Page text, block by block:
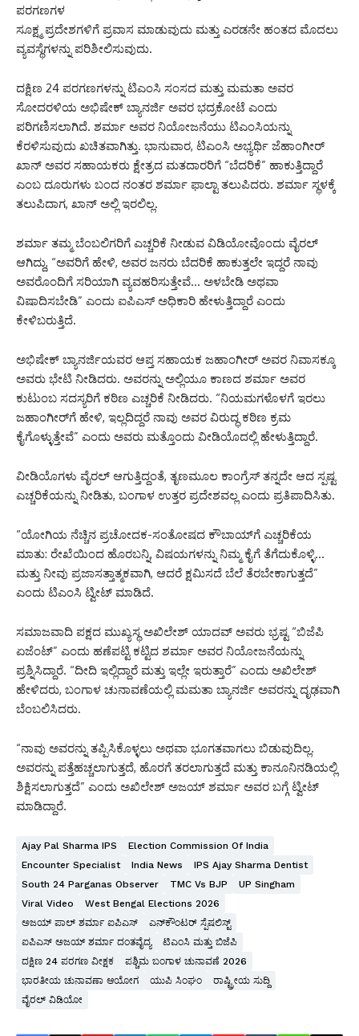
ಪರಗಣಗಳ
ಸೂಕ್ಷ್ಮ ಪ್ರದೇಶಗಳಿಗೆ ಪ್ರವಾಸ ಮಾಡುವುದು ಮತ್ತು ಎರಡನೇ ಹಂತದ ಮೊದಲು
ವ್ಯವಸ್ಥೆಗಳನ್ನು ಪರಿಶೀಲಿಸುವುದು.
ದಕ್ಷಿಣ 24 ಪರಗಣಗಳನ್ನು ಟಿಎಂಸಿ ಸಂಸದ ಮತ್ತು ಮಮತಾ ಅವರ
ಸೋದರಳಿಯ ಅಭಿಷೇಕ್ ಬ್ಯಾನರ್ಜಿ ಅವರ ಭದ್ರಕೋಟೆ ಎಂದು
ಪರಿಗಣಿಸಲಾಗಿದೆ. ಶರ್ಮಾ ಅವರ ನಿಯೋಜನೆಯು ಟಿಎಂಸಿಯನ್ನು
ಕೆರಳಿಸುವುದು ಖಚಿತವಾಗಿತ್ತು. ಭಾನುವಾರ, ಟಿಎಂಸಿ ಅಭ್ಯರ್ಥಿ ಜೆಹಾಂಗೀರ್
ಖಾನ್ ಅವರ ಸಹಾಯಕರು ಕ್ಷೇತ್ರದ ಮತದಾರರಿಗೆ “ಬೆದರಿಕೆ” ಹಾಕುತ್ತಿದ್ದಾರೆ
ಎಂಬ ದೂರುಗಳು ಬಂದ ನಂತರ ಶರ್ಮಾ ಫಾಲ್ಟಾ ತಲುಪಿದರು. ಶರ್ಮಾ ಸ್ಥಳಕ್ಕೆ
ತಲುಪಿದಾಗ, ಖಾನ್ ಅಲ್ಲಿ ಇರಲಿಲ್ಲ.
ಶರ್ಮಾ ತಮ್ಮ ಬೆಂಬಲಿಗರಿಗೆ ಎಚ್ಚರಿಕೆ ನೀಡುವ ವಿಡಿಯೋವೊಂದು ವೈರಲ್
ಆಗಿದ್ದು, “ಅವರಿಗೆ ಹೇಳಿ, ಅವರ ಜನರು ಬೆದರಿಕೆ ಹಾಕುತ್ತಲೇ ಇದ್ದರೆ ನಾವು
ಅವರೊಂದಿಗೆ ಸರಿಯಾಗಿ ವ್ಯವಹರಿಸುತ್ತೇವೆ… ಅಳಬೇಡಿ ಅಥವಾ
ವಿಷಾದಿಸಬೇಡಿ” ಎಂದು ಐಪಿಎಸ್ ಅಧಿಕಾರಿ ಹೇಳುತ್ತಿದ್ದಾರೆ ಎಂದು
ಕೇಳಿಬರುತ್ತಿದೆ.
ಅಭಿಷೇಕ್ ಬ್ಯಾನರ್ಜಿಯವರ ಆಪ್ತ ಸಹಾಯಕ ಜಹಾಂಗೀರ್ ಅವರ ನಿವಾಸಕ್ಕೂ
ಅವರು ಭೇಟಿ ನೀಡಿದರು. ಅವರನ್ನು ಅಲ್ಲಿಯೂ ಕಾಣದ ಶರ್ಮಾ ಅವರ
ಕುಟುಂಬ ಸದಸ್ಯರಿಗೆ ಕಠಿಣ ಎಚ್ಚರಿಕೆ ನೀಡಿದರು. “ನಿಯಮಗಳೊಳಗೆ ಇರಲು
ಜಹಾಂಗೀರ್‌ಗೆ ಹೇಳಿ, ಇಲ್ಲದಿದ್ದರೆ ನಾವು ಅವರ ವಿರುದ್ಧ ಕಠಿಣ ಕ್ರಮ
ಕೈಗೊಳ್ಳುತ್ತೇವೆ” ಎಂದು ಅವರು ಮತ್ತೊಂದು ವೀಡಿಯೊದಲ್ಲಿ ಹೇಳುತ್ತಿದ್ದಾರೆ.
ವೀಡಿಯೊಗಳು ವೈರಲ್ ಆಗುತ್ತಿದ್ದಂತೆ, ತೃಣಮೂಲ ಕಾಂಗ್ರೆಸ್ ತನ್ನದೇ ಆದ ಸ್ಪಷ್ಟ
ಎಚ್ಚರಿಕೆಯನ್ನು ನೀಡಿತು, ಬಂಗಾಳ ಉತ್ತರ ಪ್ರದೇಶವಲ್ಲ ಎಂದು ಪ್ರತಿಪಾದಿಸಿತು.
“ಯೋಗಿಯ ನೆಚ್ಚಿನ ಪ್ರಚೋದಕ-ಸಂತೋಷದ ಕೌಬಾಯ್‌ಗೆ ಎಚ್ಚರಿಕೆಯ
ಮಾತು: ರೇಖೆಯಿಂದ ಹೊರಬನ್ನಿ, ವಿಷಯಗಳನ್ನು ನಿಮ್ಮ ಕೈಗೆ ತೆಗೆದುಕೊಳ್ಳಿ…
ಮತ್ತು ನೀವು ಪ್ರಜಾಸತ್ತಾತ್ಮಕವಾಗಿ, ಆದರೆ ಕ್ಷಮಿಸದೆ ಬೆಲೆ ತೆರಬೇಕಾಗುತ್ತದೆ”
ಎಂದು ಟಿಎಂಸಿ ಟ್ವೀಟ್ ಮಾಡಿದೆ.
ಸಮಾಜವಾದಿ ಪಕ್ಷದ ಮುಖ್ಯಸ್ಥ ಅಖಿಲೇಶ್ ಯಾದವ್ ಅವರು ಭ್ರಷ್ಟ “ಬಿಜೆಪಿ
ಏಜೆಂಟ್” ಎಂದು ಹಣೆಪಟ್ಟಿ ಕಟ್ಟಿದ ಶರ್ಮಾ ಅವರ ನಿಯೋಜನೆಯನ್ನು
ಪ್ರಶ್ನಿಸಿದ್ದಾರೆ. “ದೀದಿ ಇಲ್ಲಿದ್ದಾರೆ ಮತ್ತು ಇಲ್ಲೇ ಇರುತ್ತಾರೆ” ಎಂದು ಅಖಿಲೇಶ್
ಹೇಳಿದರು, ಬಂಗಾಳ ಚುನಾವಣೆಯಲ್ಲಿ ಮಮತಾ ಬ್ಯಾನರ್ಜಿ ಅವರನ್ನು ದೃಢವಾಗಿ
ಬೆಂಬಲಿಸಿದರು.
“ನಾವು ಅವರನ್ನು ತಪ್ಪಿಸಿಕೊಳ್ಳಲು ಅಥವಾ ಭೂಗತವಾಗಲು ಬಿಡುವುದಿಲ್ಲ.
ಅವರನ್ನು ಪತ್ತೆಹಚ್ಚಲಾಗುತ್ತದೆ, ಹೊರಗೆ ತರಲಾಗುತ್ತದೆ ಮತ್ತು ಕಾನೂನಿನಡಿಯಲ್ಲಿ
ಶಿಕ್ಷಿಸಲಾಗುತ್ತದೆ” ಎಂದು ಅಖಿಲೇಶ್ ಅಜಯ್ ಶರ್ಮಾ ಅವರ ಬಗ್ಗೆ ಟ್ವೀಟ್
ಮಾಡಿದ್ದಾರೆ.
Ajay Pal Sharma IPS
Election Commission Of India
Encounter Specialist
India News
IPS Ajay Sharma Dentist
South 24 Parganas Observer
TMC Vs BJP
UP Singham
Viral Video
West Bengal Elections 2026
ಅಜಯ್ ಪಾಲ್ ಶರ್ಮಾ ಐಪಿಎಸ್
ಎನ್‌ಕೌಂಟರ್ ಸ್ಪೆಷಲಿಸ್ಟ್
ಐಪಿಎಸ್ ಅಜಯ್ ಶರ್ಮಾ ದಂತವೈದ್ಯ
ಟಿಎಂಸಿ ಮತ್ತು ಬಿಜೆಪಿ
ದಕ್ಷಿಣ 24 ಪರಗಣ ವೀಕ್ಷಕ
ಪಶ್ಚಿಮ ಬಂಗಾಳ ಚುನಾವಣೆ 2026
ಭಾರತೀಯ ಚುನಾವಣಾ ಆಯೋಗ
ಯುಪಿ ಸಿಂಘಂ
ರಾಷ್ಟ್ರೀಯ ಸುದ್ದಿ
ವೈರಲ್ ವಿಡಿಯೋ